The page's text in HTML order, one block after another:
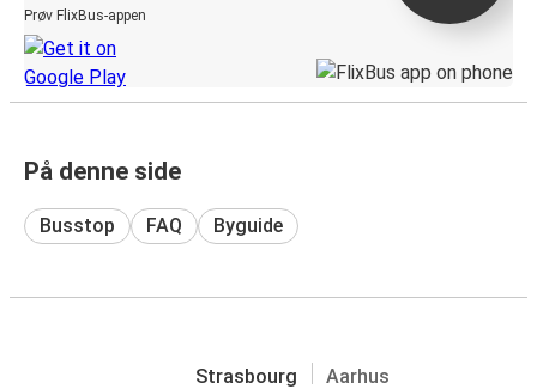
Prøv FlixBus-appen
På denne side
Busstop FAQ Byguide
Strasbourg Aarhus